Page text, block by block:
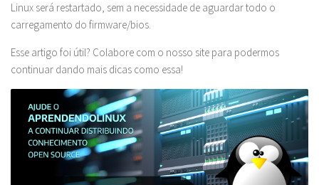
Linux será restartado, sem a necessidade de aguardar todo o
carregamento do firmware/bios.
Esse artigo foi útil? Colabore com o nosso site para podermos
continuar dando mais dicas como essa!